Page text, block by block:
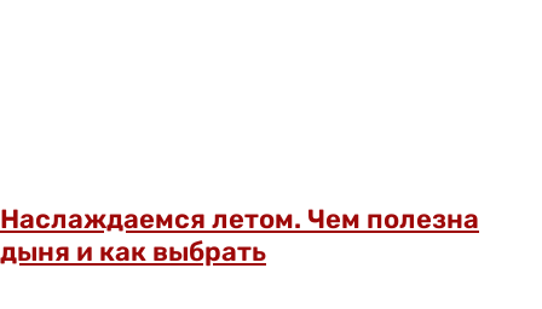
Наслаждаемся летом. Чем полезна
дыня и как выбрать